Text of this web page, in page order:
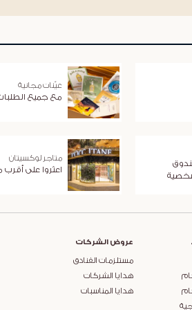
عيّنات مجانية
مع جميع
شخصية
متاجر لوكسيتان
اعثروا على
عروض الشركات
مستلزمات الفنادق
هدايا الشركات
هدايا المناسبات